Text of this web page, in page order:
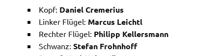
Kopf: Daniel Cremerius
Linker Flügel: Marcus Leichtl
Rechter Flügel: Philipp Kellersmann
Schwanz: Stefan Frohnhoff